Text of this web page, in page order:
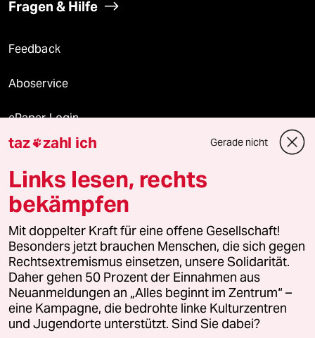
Fragen & Hilfe
Feedback
Aboservice
ePaper Login
Downloads für Abonnierende
© 2026 taz Verlags und Vertriebs GmbH
Alle Rechte vorbehalten. Bei rechtlichen Fragen oder für Genehmigungen
wenden Sie sich bitte an
lizenzen@taz.de
Feedback Redaktionsstatut Kommune-Richtlinien
Leitlinie Informant Datenschutz Impressum AGB
taz zahl ich Gerade nicht
Links lesen, rechts
bekämpfen
Mit doppelter Kraft für eine offene Gesellschaft!
Besonders jetzt brauchen Menschen, die sich gegen
Rechtsextremismus einsetzen, unsere Solidarität.
Daher gehen 50 Prozent der Einnahmen aus
Neuanmeldungen an „Alles beginnt im Zentrum“ –
eine Kampagne, die bedrohte linke Kulturzentren
und Jugendorte unterstützt. Sind Sie dabei?